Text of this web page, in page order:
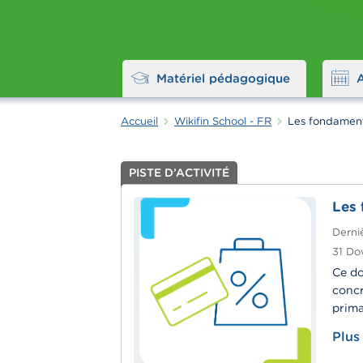
Matériel pédagogique
Accueil Wikifin School - FR Les
PISTE D’ACTIVITÉ
Les
31
Ce